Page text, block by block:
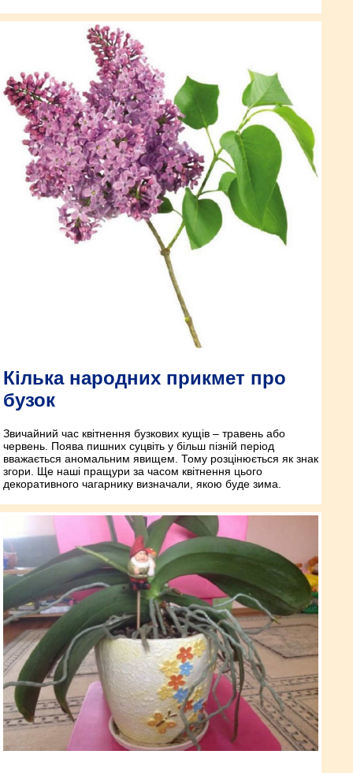
Кілька народних прикмет про
бузок
Звичайний час квітнення бузкових кущів – травень або
червень. Поява пишних суцвіть у більш пізній період
вважається аномальним явищем. Тому розцінюється як знак
згори. Ще наші пращури за часом квітнення цього
декоративного чагарнику визначали, якою буде зима.